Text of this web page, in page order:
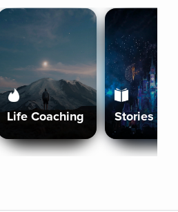
Life Coaching Stories